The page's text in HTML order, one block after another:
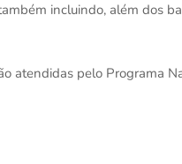
incluindo, além dos
atendidas pelo Programa